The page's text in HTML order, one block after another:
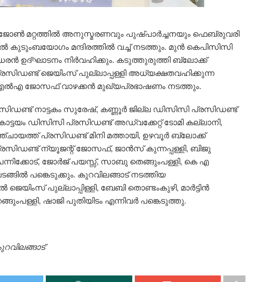
മറ്റത്തിൽ അനുസ്മരണവും പുഷ്പാർച്ചനയും ഫെബ്രുവരി
കുടുംബയോഗം മന്ദിരത്തിൽ വച്ച് നടത്തും. മുൻ കെപിസിസി
ഉദ്ഘാടനം നിർവഹിക്കും. കടുത്തുരുത്തി ബ്ലോക്ക്
ജെയിംസ് പുല്ലാപ്പള്ളി അധ്യക്ഷതവഹിക്കുന്ന
ജോസഫ് വാഴക്കൻ മുഖ്യപ്രഭാഷണം നടത്തും.
നാട്ടകം സുരേഷ്, കണ്ണൂർ ജില്ല ഡിസിസി പ്രസിഡണ്ട്
ഡിസിസി പ്രസിഡണ്ട് അഡ്വക്കേറ്റ് ടോമി കല്ലാനി,
പ്രസിഡണ്ട് മിനി മത്തായി, ഉഴവൂർ ബ്ലോക്ക്
ന്യൂജന്റ് ജോസഫ്, ജാൻസ് കുന്നപ്പള്ളി, ബിജു
പന്നിക്കോട്, ജോർജ് പയസ്സ്, സാബു തെങ്ങുംപള്ളി, കെ എ
പങ്കെടുക്കും. കുറവിലങ്ങാട് നടത്തിയ
പുല്ലാപ്പിള്ളി, ബേബി തൊണ്ടംകുഴി, മാർട്ടിൻ
ഷാജി പുതിയിടം എന്നിവർ പങ്കെടുത്തു.